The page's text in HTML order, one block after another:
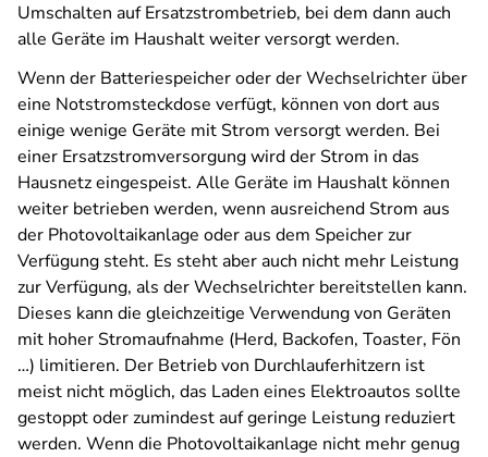
Umschalten auf Ersatzstrombetrieb, bei dem dann auch
alle Geräte im Haushalt weiter versorgt werden.
Wenn der Batteriespeicher oder der Wechselrichter über
eine Notstromsteckdose verfügt, können von dort aus
einige wenige Geräte mit Strom versorgt werden. Bei
einer Ersatzstromversorgung wird der Strom in das
Hausnetz eingespeist. Alle Geräte im Haushalt können
weiter betrieben werden, wenn ausreichend Strom aus
der Photovoltaikanlage oder aus dem Speicher zur
Verfügung steht. Es steht aber auch nicht mehr Leistung
zur Verfügung, als der Wechselrichter bereitstellen kann.
Dieses kann die gleichzeitige Verwendung von Geräten
mit hoher Stromaufnahme (Herd, Backofen, Toaster, Fön
…) limitieren. Der Betrieb von Durchlauferhitzern ist
meist nicht möglich, das Laden eines Elektroautos sollte
gestoppt oder zumindest auf geringe Leistung reduziert
werden. Wenn die Photovoltaikanlage nicht mehr genug